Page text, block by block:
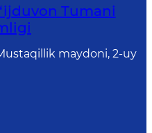
Tumani
maydoni, 2-uy